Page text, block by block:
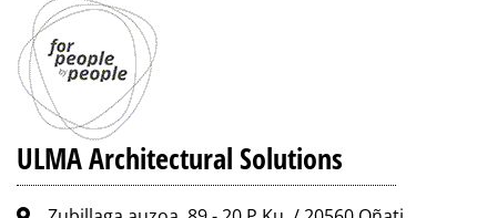
ULMA Architectural Solutions